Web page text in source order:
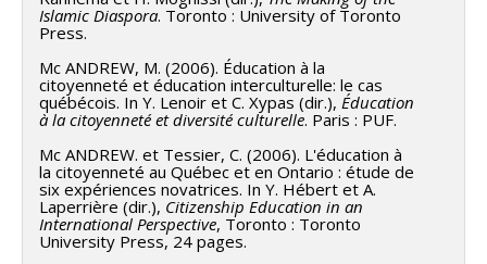
Islamic Diaspora. Toronto : University of Toronto
Press.
Mc ANDREW, M. (2006). Éducation à la
citoyenneté et éducation interculturelle: le cas
québécois. In Y. Lenoir et C. Xypas (dir.), Éducation
à la citoyenneté et diversité culturelle. Paris : PUF.
Mc ANDREW. et Tessier, C. (2006). L'éducation à
la citoyenneté au Québec et en Ontario : étude de
six expériences novatrices. In Y. Hébert et A.
Laperrière (dir.), Citizenship Education in an
International Perspective, Toronto : Toronto
University Press, 24 pages.